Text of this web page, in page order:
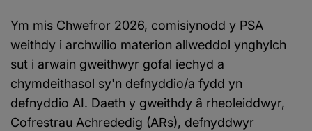
Ym mis Chwefror 2026, comisiynodd y PSA
weithdy i archwilio materion allweddol ynghylch
sut i arwain gweithwyr gofal iechyd a
chymdeithasol sy'n defnyddio/a fydd yn
defnyddio AI. Daeth y gweithdy â rheoleiddwyr,
Cofrestrau Achrededig (ARs), defnyddwyr